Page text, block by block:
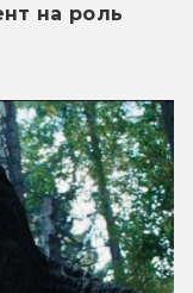
на роль